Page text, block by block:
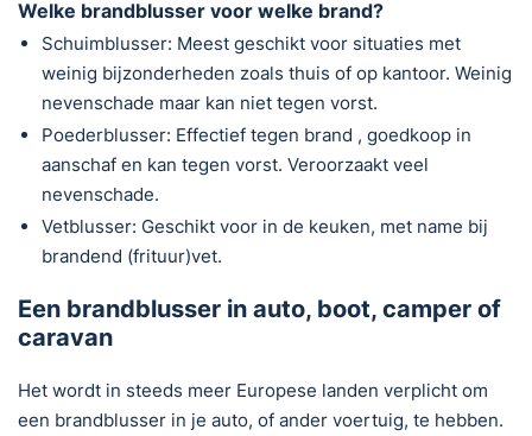
Welke brandblusser voor welke brand?
Schuimblusser: Meest geschikt voor situaties met
weinig bijzonderheden zoals thuis of op kantoor. Weinig
nevenschade maar kan niet tegen vorst.
Poederblusser: Effectief tegen brand , goedkoop in
aanschaf en kan tegen vorst. Veroorzaakt veel
nevenschade.
Vetblusser: Geschikt voor in de keuken, met name bij
brandend (frituur)vet.
Een brandblusser in auto, boot, camper of
caravan
Het wordt in steeds meer Europese landen verplicht om
een brandblusser in je auto, of ander voertuig, te hebben.